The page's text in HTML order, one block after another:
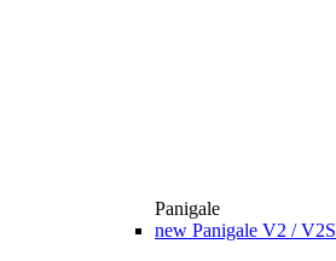
Panigale
new Panigale V2 / V2S